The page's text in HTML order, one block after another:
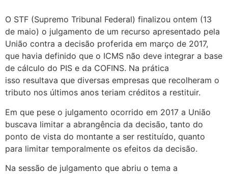
O STF (Supremo Tribunal Federal) finalizou ontem (13
de maio) o julgamento de um recurso apresentado pela
União contra a decisão proferida em março de 2017,
que havia definido que o ICMS não deve integrar a base
de cálculo do PIS e da COFINS. Na prática
isso resultava que diversas empresas que recolheram o
tributo nos últimos anos teriam créditos a restituir.
Em que pese o julgamento ocorrido em 2017 a União
buscava limitar a abrangência da decisão, tanto do
ponto de vista do montante a ser restituído, quanto
para limitar temporalmente os efeitos da decisão.
Na sessão de julgamento que abriu o tema a